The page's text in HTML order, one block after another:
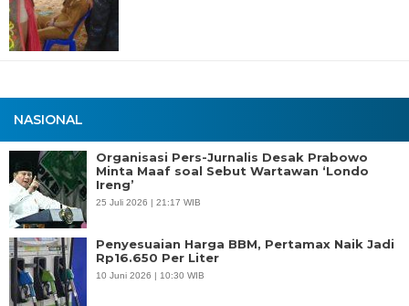
NASIONAL
Organisasi Pers-Jurnalis Desak Prabowo
Minta Maaf soal Sebut Wartawan ‘Londo
Ireng’
25 Juli 2026 | 21:17 WIB
Penyesuaian Harga BBM, Pertamax Naik Jadi
Rp16.650 Per Liter
10 Juni 2026 | 10:30 WIB